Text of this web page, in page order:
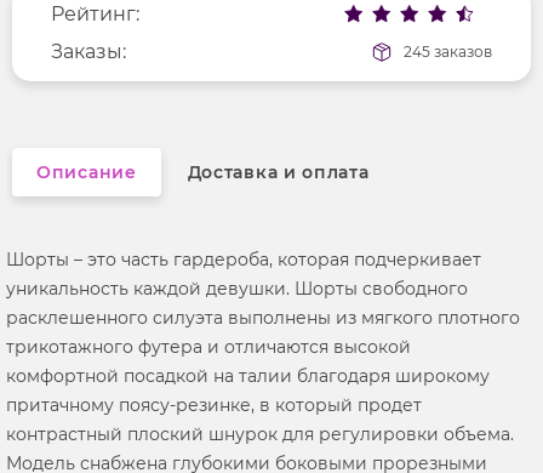
Фактура материала
трикотажный
Рейтинг:
Заказы:
245 заказов
Описание Доставка и оплата
Шорты – это часть гардероба, которая подчеркивает
уникальность каждой девушки. Шорты свободного
расклешенного силуэта выполнены из мягкого плотного
трикотажного футера и отличаются высокой
комфортной посадкой на талии благодаря широкому
притачному поясу-резинке, в который продет
контрастный плоский шнурок для регулировки объема.
Модель снабжена глубокими боковыми прорезными